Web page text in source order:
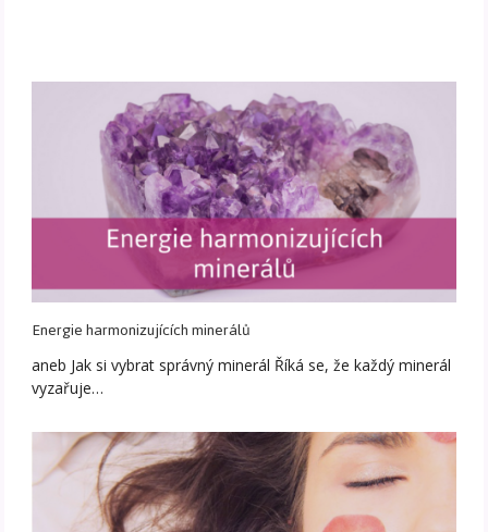
Energie harmonizujících minerálů
aneb Jak si vybrat správný minerál Říká se, že každý minerál
vyzařuje…